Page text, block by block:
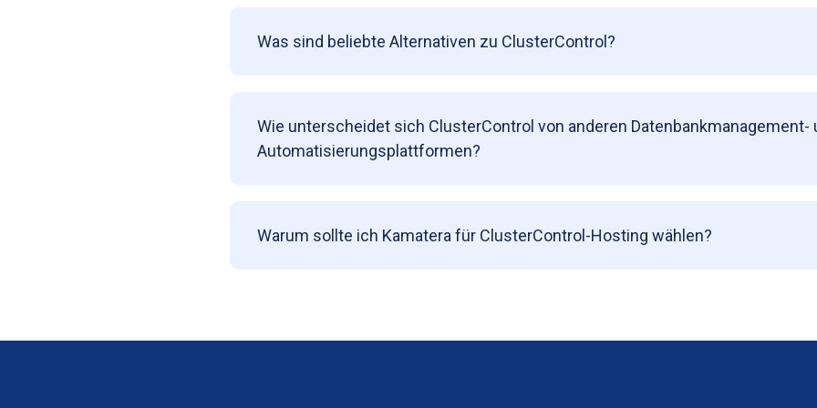
Was sind beliebte Alternativen zu ClusterControl?
Wie unterscheidet sich ClusterControl von anderen Datenbankmanagement-
Automatisierungsplattformen?
Warum sollte ich Kamatera für ClusterControl-Hosting wählen?